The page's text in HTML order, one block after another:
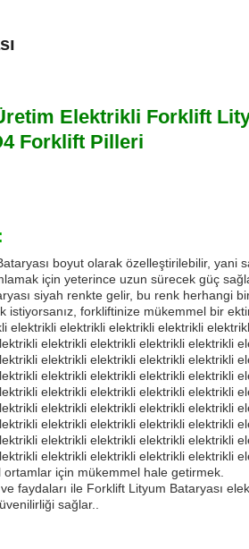
Elektrikli Forklift
Forklift Pilleri
boyut olarak özelleştirilebilir, yani
için yeterince uzun sürecek güç
siyah renkte gelir, bu renk herhangi
istiyorsanız, forkliftinize mükemmel bir
elektrikli elektrikli elektrikli elektrikli
elektrikli elektrikli elektrikli elektrikli
elektrikli elektrikli elektrikli elektrikli
elektrikli elektrikli elektrikli elektrikli
elektrikli elektrikli elektrikli elektrikli
elektrikli elektrikli elektrikli elektrikli
elektrikli elektrikli elektrikli elektrikli
elektrikli elektrikli elektrikli elektrikli
elektrikli elektrikli elektrikli elektrikli
için mükemmel hale getirmek.
faydaları ile Forklift Lityum Bataryası
sağlar..